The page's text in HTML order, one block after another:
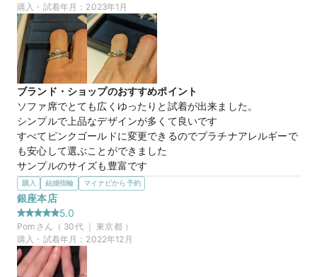
独創的なデザインで、他の人とデザインが被りたく無いと思っ
ていた中でこのデザインに巡り会えたのはとても嬉しいと感じ
ました。
この店舗の良かったところ
入店前からスタッフの方が待っていて、丁寧にお出迎えしてく
れました。
店内の雰囲気もとても良くて、落ち着ける空間が作られている
と感じました。
しっかりとニーズに応えて頂けたのと、自分達の好みを掴んだ
提案をくれたりと大変満足しました!
帰る時も外で見えなくなるまで見送りをしてくれたりと大変気
持ちが良かったです。
価格帯
購入・試着年月： 2023年1月
ブランド・ショップのおすすめポイント
ソファ席でとても広くゆったりと試着が出来ました。
シンプルで上品なデザインが多くて良いです
すべてピンクゴールドに変更できるのでプラチナアレルギーで
も安心して選ぶことができました
サンプルのサイズも豊富です
選んだ商品を気に入った理由
とても指がきれいに見えました
リングの角度が滑らかでダイヤのラインが綺麗でした
よくありそうなデザインですが重ね付けしてもダイヤがしつこ
くならないので気に入りました
爪が４つで横から見たときもダイヤ全体が見られて良かったで
す
購入 結婚指輪 マイナビから予約
銀座本店
5.0
Pom さん（ 30代 ｜ 東京都）
購入・試着年月： 2022年12月